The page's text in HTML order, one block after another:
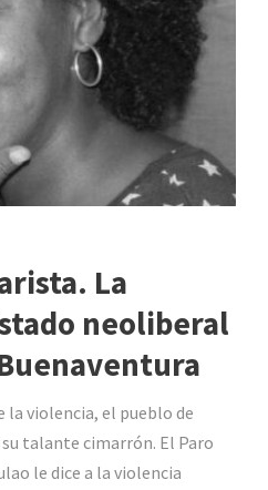
La
neoliberal
la violencia, el pueblo de
talante cimarrón. El Paro
le dice a la violencia